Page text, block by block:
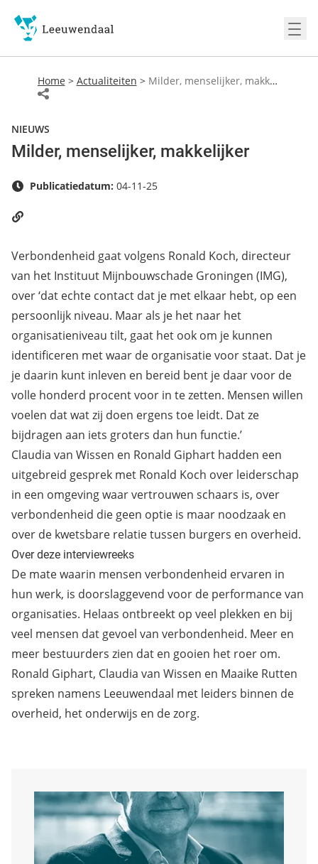
Home > Actualiteiten > Milder, menselijker, makkelijker
NIEUWS
Milder, menselijker, makkelijker
Publicatiedatum: 04-11-25
Verbondenheid gaat volgens Ronald Koch, directeur
van het Instituut Mijnbouwschade Groningen (IMG),
over ‘dat echte contact dat je met elkaar hebt, op een
persoonlijk niveau. Maar als je het naar het
organisatieniveau tilt, gaat het ook om je kunnen
identificeren met waar de organisatie voor staat. Dat je
je daarin kunt inleven en bereid bent je daar voor de
volle honderd procent voor in te zetten. Mensen willen
voelen dat wat zij doen ergens toe leidt. Dat ze
bijdragen aan iets groters dan hun functie.’
Claudia van Wissen en Ronald Giphart hadden een
uitgebreid gesprek met Ronald Koch over leiderschap
in een omgeving waar vertrouwen schaars is, over
verbondenheid die geen optie is maar noodzaak en
over de kwetsbare relatie tussen burgers en overheid.
Over deze interviewreeks
De mate waarin mensen verbondenheid ervaren in
hun werk, is doorslaggevend voor de performance van
organisaties. Helaas ontbreekt op veel plekken en bij
veel mensen dat gevoel van verbondenheid. Meer en
meer bestuurders zien dat en gooien het roer om.
Ronald Giphart, Claudia van Wissen en Maaike Rutten
spreken namens Leeuwendaal met leiders binnen de
overheid, het onderwijs en de zorg.